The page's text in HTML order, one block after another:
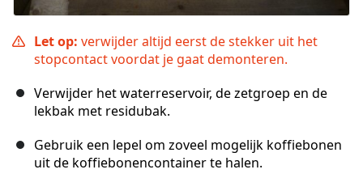
Let op: verwijder altijd eerst de stekker uit het
stopcontact voordat je gaat demonteren.
Verwijder het waterreservoir, de zetgroep en de
lekbak met residubak.
Gebruik een lepel om zoveel mogelijk koffiebonen
uit de koffiebonencontainer te halen.